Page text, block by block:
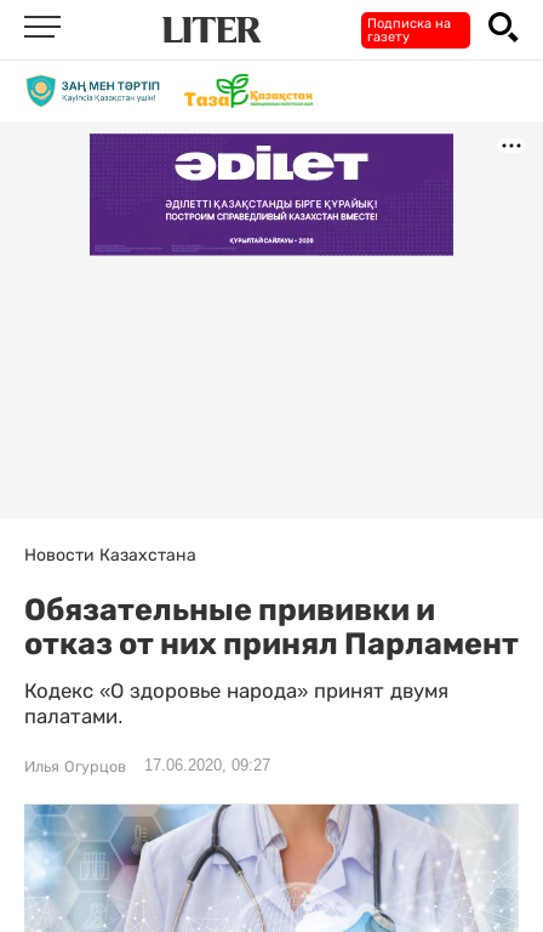
Подписка на
газету
Новости Казахстана
Обязательные прививки и
отказ от них принял Парламент
Кодекс «О здоровье народа» принят двумя
палатами.
Илья Огурцов 17.06.2020, 09:27